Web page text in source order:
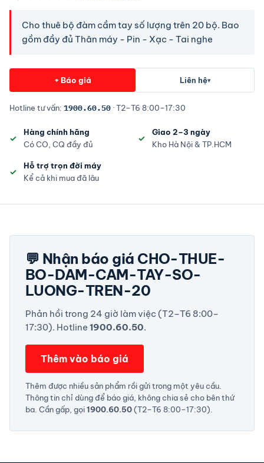
Cho thuê bộ đàm cầm tay số lượng trên 20 bộ. Bao
gồm đầy đủ Thân máy - Pin - Xạc - Tai nghe
+ Báo giá Liên hệ▾
Hotline tư vấn: 1900.60.50 · T2–T6 8:00–17:30
Hàng chính hãng
Có CO, CQ đầy đủ
Giao 2–3 ngày
Kho Hà Nội & TP.HCM
Hỗ trợ trọn đời máy
Kể cả khi mua đã lâu
💬 Nhận báo giá CHO-THUE-
BO-DAM-CAM-TAY-SO-
LUONG-TREN-20
Phản hồi trong 24 giờ làm việc (T2–T6 8:00–
17:30). Hotline 1900.60.50.
Thêm vào báo giá
Thêm được nhiều sản phẩm rồi gửi trong một yêu cầu.
Thông tin chỉ dùng để báo giá, không chia sẻ cho bên thứ
ba. Cần gấp, gọi1900.60.50(T2–T6 8:00–17:30).